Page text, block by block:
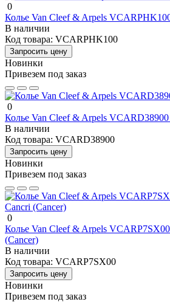
0
Колье Van Cleef & Arpels
В наличии
Код товара: VCARPHK100
Запросить цену
Новинки
Привезем под заказ
0
Колье Van Cleef & Arpels
В наличии
Код товара: VCARD38900
Запросить цену
Новинки
Привезем под заказ
0
Колье Van Cleef & Arpels
(Cancer)
В наличии
Код товара: VCARP7SX00
Запросить цену
Новинки
Привезем под заказ